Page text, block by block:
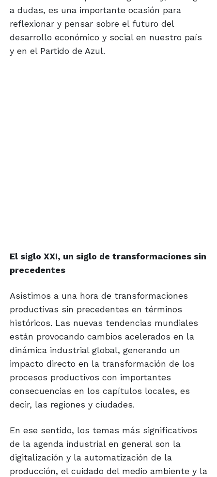
a dudas, es una importante ocasión para
reflexionar y pensar sobre el futuro del
desarrollo económico y social en nuestro país
y en el Partido de Azul.
El siglo XXI, un siglo de transformaciones sin
precedentes
Asistimos a una hora de transformaciones
productivas sin precedentes en términos
históricos. Las nuevas tendencias mundiales
están provocando cambios acelerados en la
dinámica industrial global, generando un
impacto directo en la transformación de los
procesos productivos con importantes
consecuencias en los capítulos locales, es
decir, las regiones y ciudades.
En ese sentido, los temas más significativos
de la agenda industrial en general son la
digitalización y la automatización de la
producción, el cuidado del medio ambiente y la